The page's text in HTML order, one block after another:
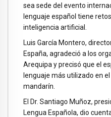
sea sede del evento
lenguaje español tiene
inteligencia artificial.
Luis García Montero,
España, agradeció a los
Arequipa y precisó que el
lenguaje más utilizado en
mandarín.
El Dr. Santiago Muñoz,
Lengua Española, dio